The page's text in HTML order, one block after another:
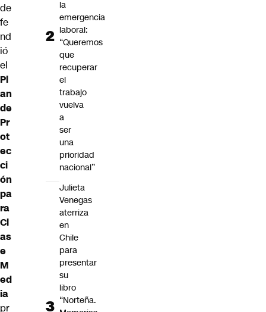
de
fe
nd
ió
el
Pl
an
de
Pr
ot
ec
ci
ón
pa
ra
Cl
as
e
M
ed
ia
pr
la
emergencia
laboral:
“Queremos
que
recuperar
el
trabajo
vuelva
a
ser
una
prioridad
nacional”
Julieta
Venegas
aterriza
en
Chile
para
presentar
su
libro
“Norteña.